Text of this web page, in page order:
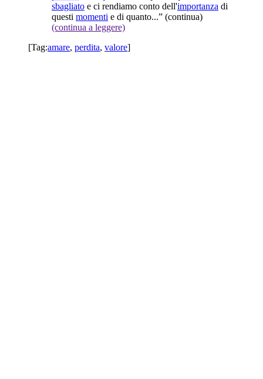
sbagliato e ci rendiamo conto dell'importanza di
questi momenti e di quanto...” (continua)
(continua a leggere)
[Tag:amare, perdita, valore]